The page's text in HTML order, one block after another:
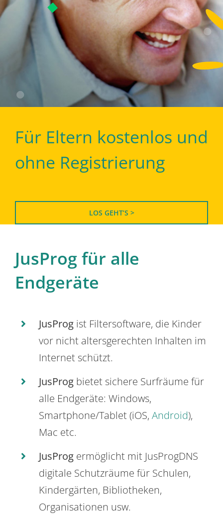
Für Eltern kostenlos und
ohne Registrierung
LOS GEHT’S >
JusProg für alle
Endgeräte
JusProg ist Filtersoftware, die Kinder
vor nicht altersgerechten Inhalten im
Internet schützt.
JusProg bietet sichere Surfräume für
alle Endgeräte: Windows,
Smartphone/Tablet (iOS, Android),
Mac etc.
JusProg ermöglicht mit JusProgDNS
digitale Schutzräume für Schulen,
Kindergärten, Bibliotheken,
Organisationen usw.